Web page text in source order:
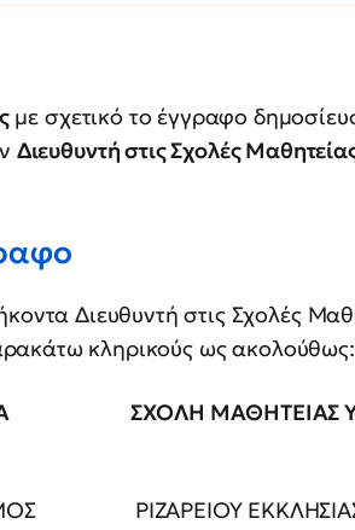
με σχετικό το έγγραφο
Διευθυντή στις Σχολές
Διευθυντή στις Σχολές
κληρικούς ως ακολούθως:
ΣΧΟΛΗ ΜΑΘΗΤΕΙΑΣ